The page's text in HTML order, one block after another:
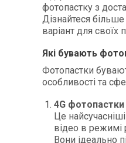
фотопастку з
Дізнайтеся
варіант для своїх
Які бувають
Фотопастки
особливості та
4G фотопастки
Це
відео в режимі
Вони ідеально